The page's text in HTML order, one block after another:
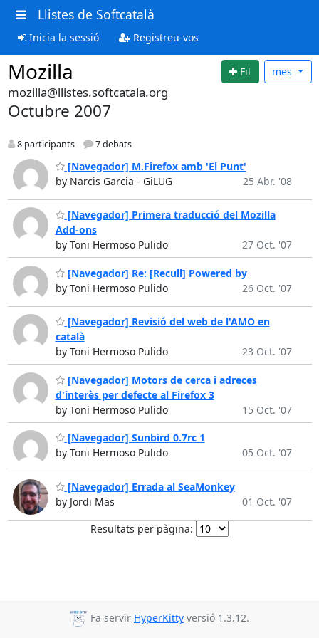
Llistes de Softcatalà
Inicia la sessió Registreu-vos
Mozilla Fil mes
mozilla@llistes.softcatala.org
Octubre 2007
8 participants 7 debats
[Navegador] M.Firefox amb 'El Punt'
by Narcis Garcia - GiLUG
25 Abr. '08
[Navegador] Primera traducció del Mozilla
Add-ons
by Toni Hermoso Pulido
27 Oct. '07
[Navegador] Re: [Recull] Powered by
by Toni Hermoso Pulido
26 Oct. '07
[Navegador] Revisió del web de l'AMO en
català
by Toni Hermoso Pulido
23 Oct. '07
[Navegador] Motors de cerca i adreces
d'interès per defecte al Firefox 3
by Toni Hermoso Pulido
15 Oct. '07
[Navegador] Sunbird 0.7rc 1
by Toni Hermoso Pulido
05 Oct. '07
[Navegador] Errada al SeaMonkey
by Jordi Mas
01 Oct. '07
Resultats per pàgina:
Fa servir HyperKitty versió 1.3.12.